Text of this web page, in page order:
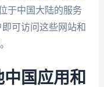
于中国大陆的服务
可访问这些网站和
国应用和